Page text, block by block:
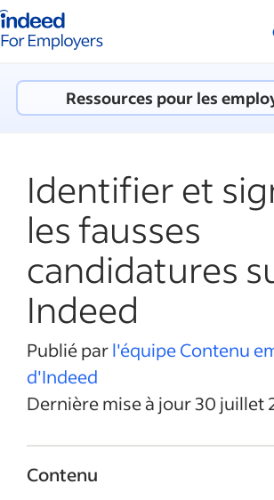
Indeed - Entreprises
Ressources pour les
Identifier et
les fausses
candidatures
Indeed
Publié parl'équipe Contenu
d'Indeed
Dernière mise à jour 30 juillet
Contenu